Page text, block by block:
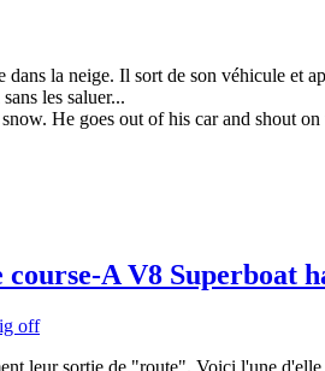
la neige. Il sort de son véhicule et
les saluer...
He goes out of his car and shout on
A V8 Superboat